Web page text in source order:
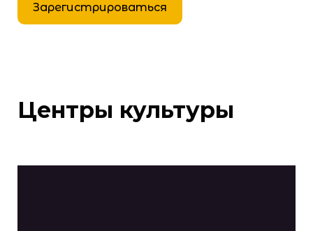
Зарегистрироваться
Центры культуры